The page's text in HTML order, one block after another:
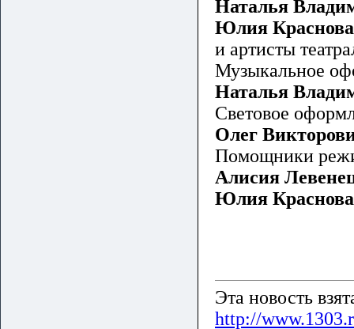
Наталья
Юлия
и артисты
Музыкальное
Наталья
Световое
Олег
Помощники
Алисия
Юлия
Эта новость
http://